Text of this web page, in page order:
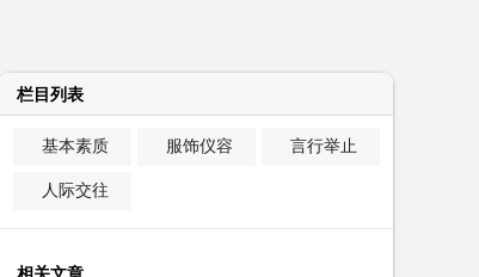
栏目列表
基本素质 服饰仪容 言行举止
人际交往